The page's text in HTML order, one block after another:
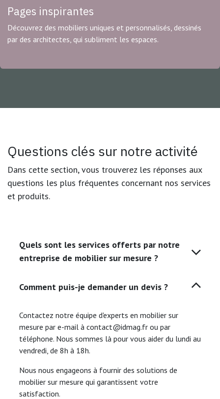
Pages inspirantes
Découvrez des mobiliers uniques et personnalisés, dessinés
par des architectes, qui subliment les espaces.
Questions clés sur notre activité
Dans cette section, vous trouverez les réponses aux
questions les plus fréquentes concernant nos services
et produits.
Quels sont les services offerts par notre
entreprise de mobilier sur mesure ?
Comment puis-je demander un devis ?
Contactez notre équipe d'experts en mobilier sur
mesure par e-mail à contact@idmag.fr ou par
téléphone. Nous sommes là pour vous aider du lundi au
vendredi, de 8h à 18h.
Nous nous engageons à fournir des solutions de
mobilier sur mesure qui garantissent votre
satisfaction.